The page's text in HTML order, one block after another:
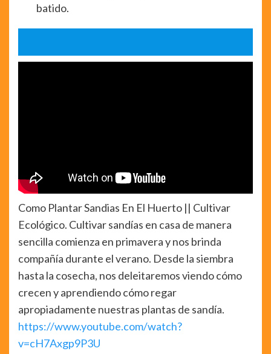
batido.
Como Plantar Sandias En El Huerto || Cultivar
Ecológico. Cultivar sandías en casa de manera
sencilla comienza en primavera y nos brinda
compañía durante el verano. Desde la siembra
hasta la cosecha, nos deleitaremos viendo cómo
crecen y aprendiendo cómo regar
apropiadamente nuestras plantas de sandía.
https://www.youtube.com/watch?
v=cH7Axgp9P3U